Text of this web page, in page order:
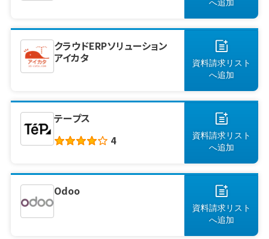
へ追加
クラウドERPソリューション
アイカタ
資料請求リスト
へ追加
テープス
4
資料請求リスト
へ追加
Odoo
資料請求リスト
へ追加